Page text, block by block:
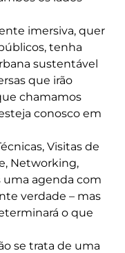
imersiva, quer
tenha
sustentável
que irão
chamamos
conosco em
Visitas de
Networking,
uma agenda com
verdade – mas
o que
se trata de uma